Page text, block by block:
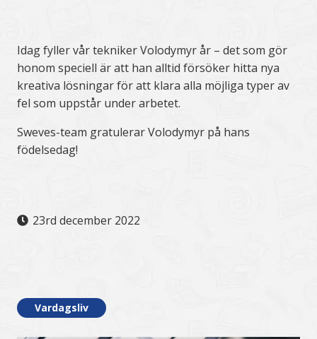
Idag fyller vår tekniker Volodymyr år – det som gör
honom speciell är att han alltid försöker hitta nya
kreativa lösningar för att klara alla möjliga typer av
fel som uppstår under arbetet.
Sweves-team gratulerar Volodymyr på hans
födelsedag!
23rd december 2022
Vardagsliv